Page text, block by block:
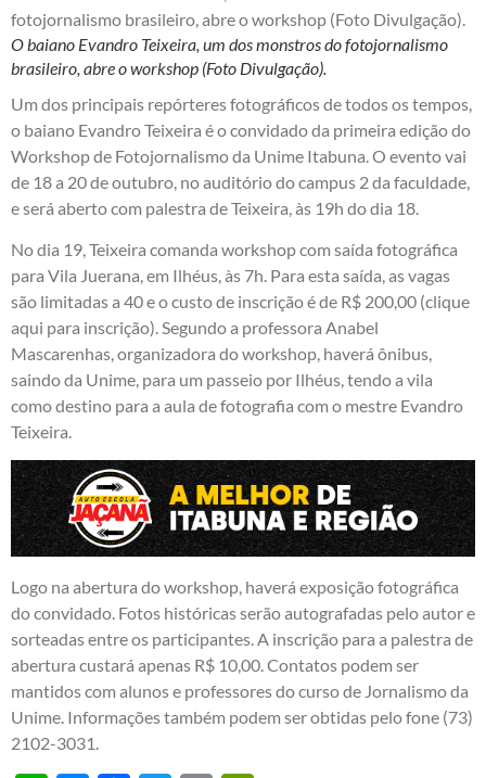
O baiano Evandro Teixeira, um dos monstros do fotojornalismo
brasileiro, abre o workshop (Foto Divulgação).
Um dos principais repórteres fotográficos de todos os tempos,
o baiano Evandro Teixeira é o convidado da primeira edição do
Workshop de Fotojornalismo da Unime Itabuna. O evento vai
de 18 a 20 de outubro, no auditório do campus 2 da faculdade,
e será aberto com palestra de Teixeira, às 19h do dia 18.
No dia 19, Teixeira comanda workshop com saída fotográfica
para Vila Juerana, em Ilhéus, às 7h. Para esta saída, as vagas
são limitadas a 40 e o custo de inscrição é de R$ 200,00 (clique
aqui para inscrição). Segundo a professora Anabel
Mascarenhas, organizadora do workshop, haverá ônibus,
saindo da Unime, para um passeio por Ilhéus, tendo a vila
como destino para a aula de fotografia com o mestre Evandro
Teixeira.
Logo na abertura do workshop, haverá exposição fotográfica
do convidado. Fotos históricas serão autografadas pelo autor e
sorteadas entre os participantes. A inscrição para a palestra de
abertura custará apenas R$ 10,00. Contatos podem ser
mantidos com alunos e professores do curso de Jornalismo da
Unime. Informações também podem ser obtidas pelo fone (73)
2102-3031.